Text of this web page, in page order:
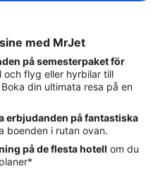
med MrJet
på semesterpaket för
och flyg eller hyrbilar till
din ultimata resa på en
erbjudanden på fantastiska
boenden i rutan ovan.
på de flesta hotell om du